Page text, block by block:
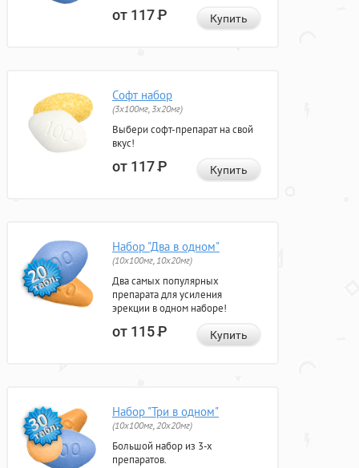
от 117Р Купить
Софт набор
(3x100мг, 3x20мг)
Выбери софт-препарат на свой
вкус!
от 117Р Купить
Набор "Два в одном"
(10x100мг, 10x20мг)
Два самых популярных
препарата для усиления
эрекции в одном наборе!
от 115Р Купить
Набор "Три в одном"
(10x100мг, 20x20мг)
Большой набор из 3-х
препаратов.